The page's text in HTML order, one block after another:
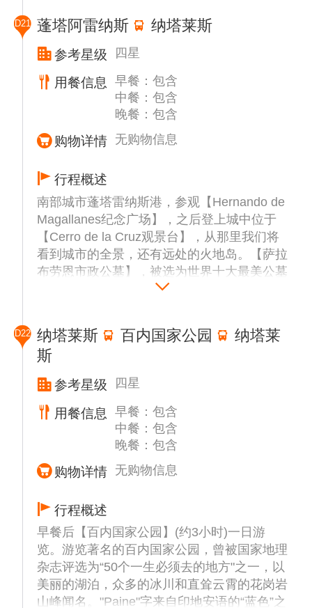
梅尔却岛（Isla Melchior）、波塔尔角
（Punta Portal）、培雷诺岛（Isla Pleneau）
温馨提示：乔治王岛位于南极半岛北端的南设
得兰群岛，是地球上最偏远的地区之一。航班
起降需晴朗天气及良好能见度以确保安全，若
出现延误敬请谅解。
D21 蓬塔阿雷纳斯 纳塔莱斯
参考星级 四星
用餐信息
早餐：包含
中餐：包含
晚餐：包含
购物详情 无购物信息
行程概述
南部城市蓬塔雷纳斯港，参观【Hernando de
Magallanes纪念广场】，之后登上城中位于
【Cerro de la Cruz观景台】，从那里我们将
看到城市的全景，还有远处的火地岛。【萨拉
布劳恩市政公墓】，被选为世界十大最美公墓
之一。在这里，我们将参观柏树大道，新古典
洲的移民历史遗迹。
之后驱车前往纳塔莱斯（车程约3小时）。
D22 纳塔莱斯 百内国家公园
纳塔莱
斯
参考星级 四星
用餐信息
早餐：包含
中餐：包含
晚餐：包含
购物详情 无购物信息
行程概述
早餐后【百内国家公园】(约3小时)一日游
览。游览著名的百内国家公园，曾被国家地理
杂志评选为“50个一生必须去的地方"之一，以
美丽的湖泊，众多的冰川和直耸云霄的花岗岩
山峰闻名。"Paine"字来自印地安语的“蓝色”之